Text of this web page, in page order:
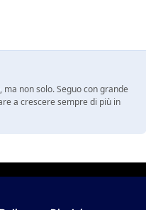
non solo. Seguo con grande
a crescere sempre di più in